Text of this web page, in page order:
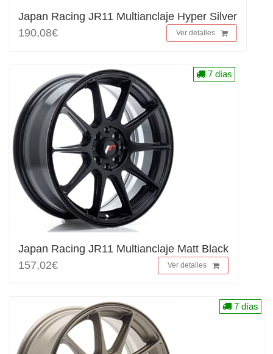
Japan Racing JR11 Multianclaje Hyper Silver
190,08€
Ver detalles
Japan Racing JR11 Multianclaje Matt Black
157,02€
Ver detalles
7 días
7 días